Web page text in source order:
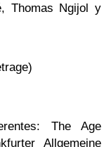
Thomas Ngijol y
The Age
Allgemeine